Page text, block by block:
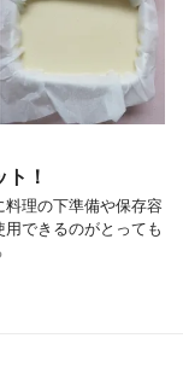
！
理の下準備や保存容
できるのがとっても